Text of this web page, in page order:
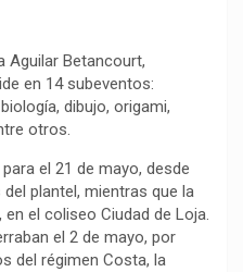
Aguilar Betancourt,
en 14 subeventos:
dibujo, origami,
otros.
el 21 de mayo, desde
plantel, mientras que la
el coliseo Ciudad de Loja.
el 2 de mayo, por
del régimen Costa, la